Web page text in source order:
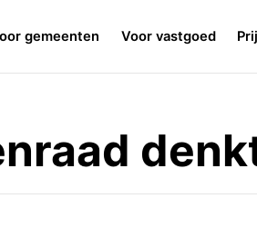
gemeenten Voor vastgoed